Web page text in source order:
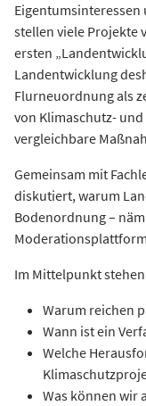
stellen viele Projekte
ersten
Landentwicklung
Flurneuordnung als
von Klimaschutz-
vergleichbare
Gemeinsam mit
diskutiert, warum
Bodenordnung –
Im Mittelpunkt
Warum reichen
Wann ist ein
Welche
Was können wir